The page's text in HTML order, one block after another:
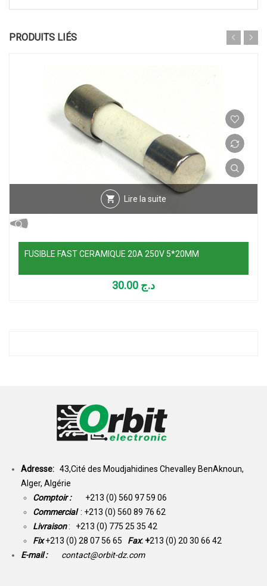
PRODUITS LIÉS
Lire la suite
FUSIBLE FAST CERAMIQUE 20A 250V 5*20MM
د.ج
Adresse: 43,Cité des Moudjahidines Chevalley BenAknoun,
Alger, Algérie
Comptoir : +213 (0) 560 97 59 06
Commercial : +213 (0) 560 89 76 62
Livraison: +213 (0) 775 25 35 42
Fix +213 (0) 28 07 56 65 Fax: +213 (0) 20 30 66 42
E-mail :
contact@orbit-dz.com